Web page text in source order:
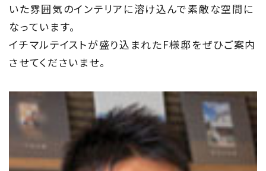
いた雰囲気のインテリアに溶け込んで素敵な空間に
なっています。
イチマルテイストが盛り込まれたF様邸をぜひご案内
させてくださいませ。